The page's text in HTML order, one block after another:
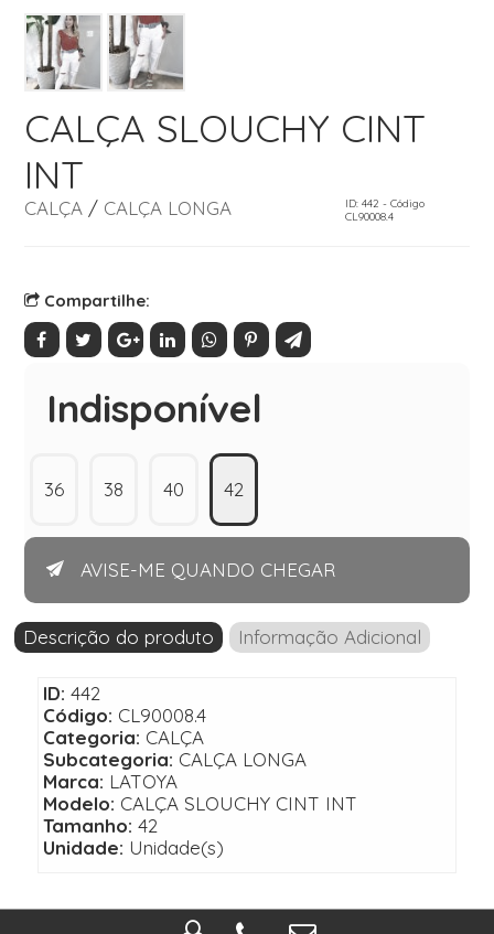
CALÇA SLOUCHY CINT
INT
CALÇA/ CALÇA LONGA
ID: 442 - Código
CL90008.4
Compartilhe:
Indisponível
36 38 40 42
AVISE-ME QUANDO CHEGAR
Descrição do produto Informação Adicional
ID: 442
Código: CL90008.4
Categoria: CALÇA
Subcategoria: CALÇA LONGA
Marca: LATOYA
Modelo: CALÇA SLOUCHY CINT INT
Tamanho: 42
Unidade: Unidade(s)